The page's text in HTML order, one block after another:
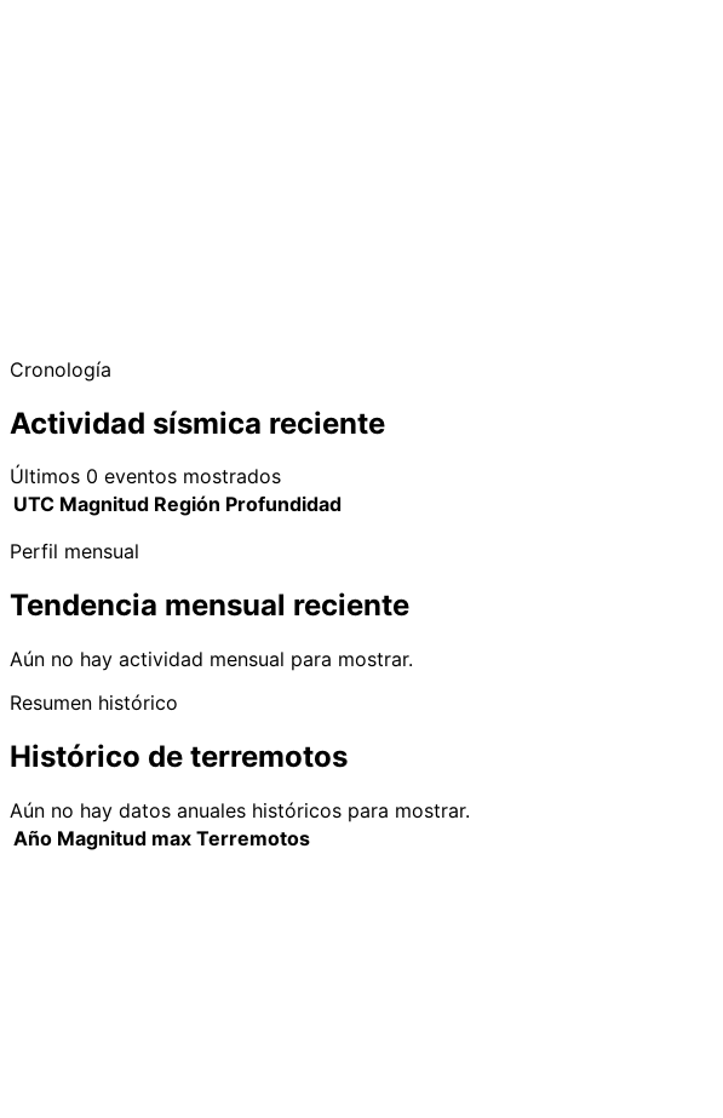
Cronología
Actividad sísmica reciente
Últimos 0 eventos mostrados
UTC Magnitud Región Profundidad
Perfil mensual
Tendencia mensual reciente
Aún no hay actividad mensual para mostrar.
Resumen histórico
Histórico de terremotos
Aún no hay datos anuales históricos para mostrar.
Año Magnitud max Terremotos